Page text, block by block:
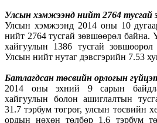
Улсын хэмжээнд нийт 2764 тусгай
Улсын хэмжээнд 2014 оны 10
нийт 2764 тусгай зөвшөөрөл байна.
хайгуулын 1386 тусгай
Улсын нийт нутаг дэвсгэрийн 7.53
Батлагдсан төсвийн орлогын
2014 оны эхний 9 сарын
хайгуулын болон ашиглалтын
31.7 тэрбум төгрөг, улсын төсвийн
ордын нөхөн төлбөр 1.6 тэрбум